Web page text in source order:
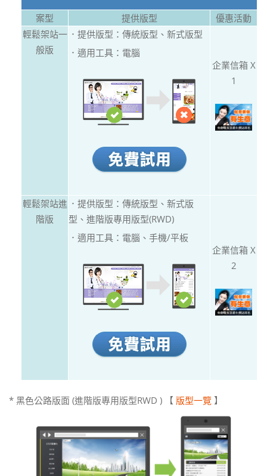
案型 提供版型
優惠活動
輕鬆架站一
般版
．提供版型：傳統版型、新式版型
．適用工具：電腦
企業信箱 X
1
輕鬆架站進
階版
．提供版型：傳統版型、新式版
型、進階版專用版型(RWD)
．適用工具：電腦、手機/平板
企業信箱 X
2
* 黑色公路版面 (進階版專用版型RWD ) 【 版型一覽 】